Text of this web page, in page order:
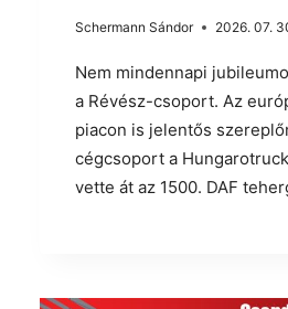
Schermann Sándor 2026. 07.
Nem mindennapi
a Révész-csoport. Az
piacon is jelentős
cégcsoport a
vette át az 1500. DAF